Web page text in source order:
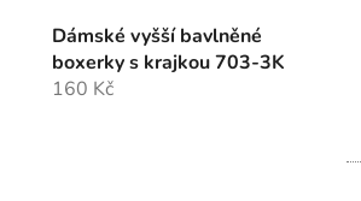
Dámské vyšší bavlněné
boxerky s krajkou 703-3K
160 Kč